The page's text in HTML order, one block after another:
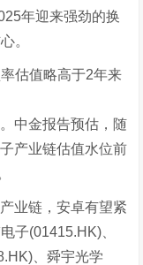
年迎来强劲的换
。
估值略高于2年来
中金报告预估，随
产业链估值水位前
业链，安卓有望紧
子(01415.HK)、
、舜宇光学